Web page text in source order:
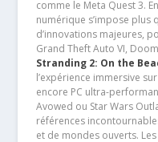
comme le Meta Quest 3.
numérique s’impose plus
d’innovations majeures,
Grand Theft Auto VI,
Stranding 2: On the
l’expérience immersive
encore PC ultra-
Avowed ou Star Wars
références
et de mondes ouverts.